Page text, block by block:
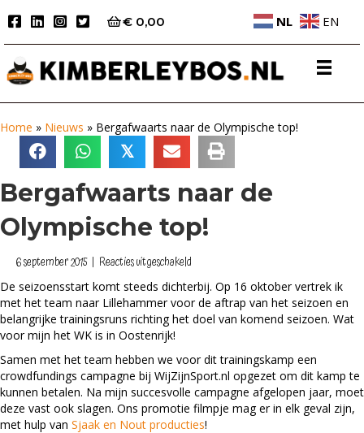
€ 0,00 NL EN
Home » Nieuws » Bergafwaarts naar de Olympische top!
𝕏
Bergafwaarts naar de
Olympische top!
6 september 2015 | Reacties uitgeschakeld
Bergafwaarts
naar
de
Olympische
De seizoensstart komt steeds dichterbij. Op 16 oktober vertrek ik
met het team naar Lillehammer voor de aftrap van het seizoen en
belangrijke trainingsruns richting het doel van komend seizoen. Wat
voor mijn het WK is in Oostenrijk!
Samen met het team hebben we voor dit trainingskamp een
crowdfundings campagne bij WijZijnSport.nl opgezet om dit kamp te
kunnen betalen. Na mijn succesvolle campagne afgelopen jaar, moet
deze vast ook slagen. Ons promotie filmpje mag er in elk geval zijn,
met hulp van Sjaak en Nout producties!